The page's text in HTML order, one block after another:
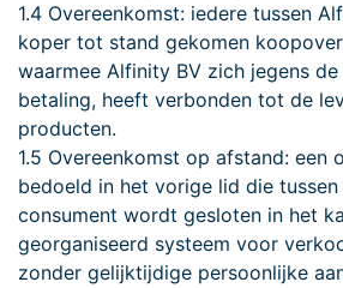
1.4 Overeenkomst: iedere tussen
koper tot stand gekomen
waarmee Alfinity BV zich jegens
betaling, heeft verbonden tot de
producten.
1.5 Overeenkomst op afstand: een
bedoeld in het vorige lid die
consument wordt gesloten in het
georganiseerd systeem voor
zonder gelijktijdige persoonlijke